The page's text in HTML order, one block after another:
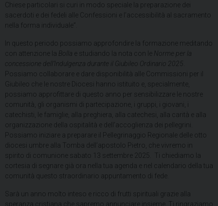
Chiese particolari si curi in modo speciale la preparazione dei
sacerdoti e dei fedeli alle Confessioni e l’accessibilità al sacramento
nella forma individuale”.
In questo periodo possiamo approfondire la formazione meditando
con attenzione la Bolla e studiando la nota con le Norme per la
concessione dell’Indulgenza durante il Giubileo Ordinario 2025
Possiamo collaborare e dare disponibilità alle Commissioni per il
Giubileo che le nostre Diocesi hanno istituito e, specialmente,
possiamo approfittare di questo anno per sensibilizzare le nostre
comunità, gli organismi di partecipazione, i gruppi, i giovani, i
catechisti, le famiglie, alla preghiera, alla catechesi, alla carità e alla
organizzazione della ospitalità e dell’accoglienza dei pellegrini.
Possiamo iniziare a preparare il Pellegrinaggio Regionale delle otto
diocesi umbre alla Tomba dell’apostolo Pietro, che vivremo in
spirito di comunione sabato 13 settembre 2025. Ti chiediamo la
cortesia di segnare già ora nella tua agenda e nel calendario della tua
comunità questo straordinario appuntamento di fede.
Sarà un anno molto inteso e ricco di frutti spirituali grazie alla
speranza cristiana che sapremo annunciare insieme. Ti ringraziamo